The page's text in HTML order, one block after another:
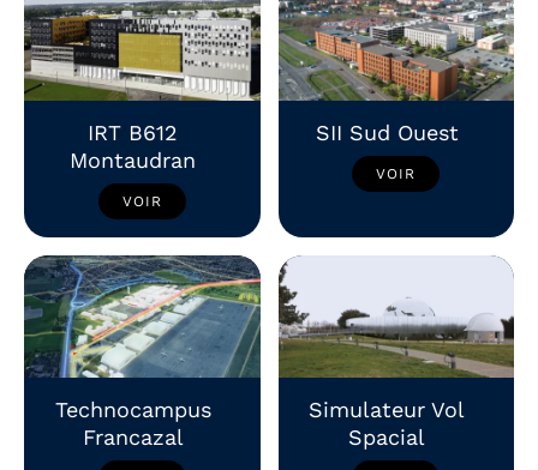
IRT B612
Montaudran
VOIR
SII Sud Ouest
VOIR
Technocampus
Francazal
Simulateur Vol
Spacial